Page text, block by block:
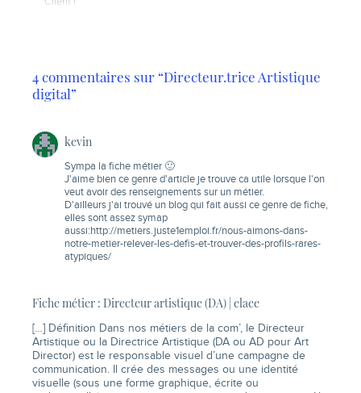
4 commentaires sur “Directeur.trice Artistique
digital”
kevin
Sympa la fiche métier 🙂
J'aime bien ce genre d'article je trouve ca utile lorsque l'on
veut avoir des renseignements sur un métier.
D'ailleurs j'ai trouvé un blog qui fait aussi ce genre de fiche,
elles sont assez symap
aussi:http://metiers.juste1emploi.fr/nous-aimons-dans-
notre-metier-relever-les-defis-et-trouver-des-profils-rares-
atypiques/
Fiche métier : Directeur artistique (DA) | elaee
[…] Définition Dans nos métiers de la com’, le Directeur
Artistique ou la Directrice Artistique (DA ou AD pour Art
Director) est le responsable visuel d’une campagne de
communication. Il crée des messages ou une identité
visuelle (sous une forme graphique, écrite ou